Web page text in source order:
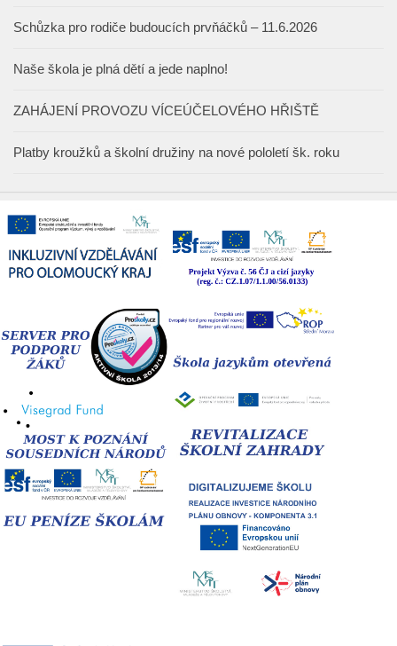
Schůzka pro rodiče budoucích prvňáčků – 11.6.2026
Naše škola je plná dětí a jede naplno!
ZAHÁJENÍ PROVOZU VÍCEÚČELOVÉHO HŘIŠTĚ
Platby kroužků a školní družiny na nové pololetí šk. roku